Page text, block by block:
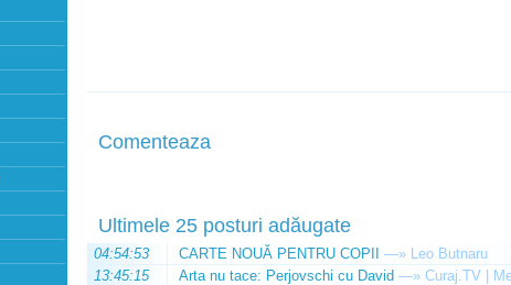
Comenteaza
Ultimele 25 posturi adăugate
04:54:53 CARTE NOUĂ PENTRU COPII —» Leo Butnaru
13:45:15
Arta nu tace: Perjovschi cu David —» Curaj.TV |